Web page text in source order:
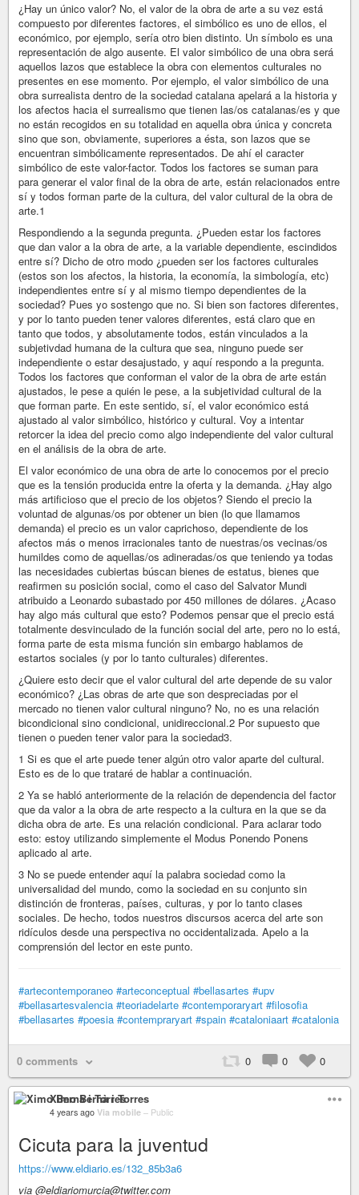
¿Hay un único valor? No, el valor de la obra de arte a su vez está
compuesto por diferentes factores, el simbólico es uno de ellos, el
económico, por ejemplo, sería otro bien distinto. Un símbolo es una
representación de algo ausente. El valor simbólico de una obra será
aquellos lazos que establece la obra con elementos culturales no
presentes en ese momento. Por ejemplo, el valor simbólico de una
obra surrealista dentro de la sociedad catalana apelará a la historia y
los afectos hacia el surrealismo que tienen las/os catalanas/es y que
no están recogidos en su totalidad en aquella obra única y concreta
sino que son, obviamente, superiores a ésta, son lazos que se
encuentran simbólicamente representados. De ahí el caracter
simbólico de este valor-factor. Todos los factores se suman para
para generar el valor final de la obra de arte, están relacionados entre
sí y todos forman parte de la cultura, del valor cultural de la obra de
arte.1
Respondiendo a la segunda pregunta. ¿Pueden estar los factores
que dan valor a la obra de arte, a la variable dependiente, escindidos
entre sí? Dicho de otro modo ¿pueden ser los factores culturales
(estos son los afectos, la historia, la economía, la simbología, etc)
independientes entre sí y al mismo tiempo dependientes de la
sociedad? Pues yo sostengo que no. Si bien son factores diferentes,
y por lo tanto pueden tener valores diferentes, está claro que en
tanto que todos, y absolutamente todos, están vinculados a la
subjetivdad humana de la cultura que sea, ninguno puede ser
independiente o estar desajustado, y aquí respondo a la pregunta.
Todos los factores que conforman el valor de la obra de arte están
ajustados, le pese a quién le pese, a la subjetividad cultural de la
que forman parte. En este sentido, sí, el valor económico está
ajustado al valor simbólico, histórico y cultural. Voy a intentar
retorcer la idea del precio como algo independiente del valor cultural
en el análisis de la obra de arte.
El valor económico de una obra de arte lo conocemos por el precio
que es la tensión producida entre la oferta y la demanda. ¿Hay algo
más artificioso que el precio de los objetos? Siendo el precio la
voluntad de algunas/os por obtener un bien (lo que llamamos
demanda) el precio es un valor caprichoso, dependiente de los
afectos más o menos irracionales tanto de nuestras/os vecinas/os
humildes como de aquellas/os adineradas/os que teniendo ya todas
las necesidades cubiertas búscan bienes de estatus, bienes que
reafirmen su posición social, como el caso del Salvator Mundi
atribuido a Leonardo subastado por 450 millones de dólares. ¿Acaso
hay algo más cultural que esto? Podemos pensar que el precio está
totalmente desvinculado de la función social del arte, pero no lo está,
forma parte de esta misma función sin embargo hablamos de
estartos sociales (y por lo tanto culturales) diferentes.
¿Quiere esto decir que el valor cultural del arte depende de su valor
económico? ¿Las obras de arte que son despreciadas por el
mercado no tienen valor cultural ninguno? No, no es una relación
bicondicional sino condicional, unidireccional.2 Por supuesto que
tienen o pueden tener valor para la sociedad3.
1 Si es que el arte puede tener algún otro valor aparte del cultural.
Esto es de lo que trataré de hablar a continuación.
2 Ya se habló anteriormente de la relación de dependencia del factor
que da valor a la obra de arte respecto a la cultura en la que se da
dicha obra de arte. Es una relación condicional. Para aclarar todo
esto: estoy utilizando simplemente el Modus Ponendo Ponens
aplicado al arte.
3 No se puede entender aquí la palabra sociedad como la
universalidad del mundo, como la sociedad en su conjunto sin
distinción de fronteras, países, culturas, y por lo tanto clases
sociales. De hecho, todos nuestros discursos acerca del arte son
ridículos desde una perspectiva no occidentalizada. Apelo a la
comprensión del lector en este punto.
#artecontemporaneo #arteconceptual #bellasartes #upv
#bellasartesvalencia #teoriadelarte #contemporaryart #filosofia
#bellasartes #poesia #contempraryart #spain #cataloniaart #catalonia
0 comments 0 0 0
Ximo Bernà i Torres
4 years ago Via mobile – Public
Cicuta para la juventud
https://www.eldiario.es/132_85b3a6
via @eldiariomurcia@twitter.com